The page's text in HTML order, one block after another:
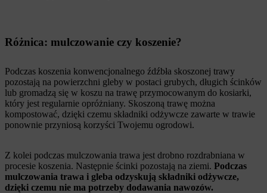
Różnica: mulczowanie czy koszenie?
Podczas koszenia konwencjonalnego źdźbła skoszonej trawy
pozostają na powierzchni gleby w postaci grubych, długich ścinków
lub gromadzą się w koszu na trawę przymocowanym do kosiarki,
który jest regularnie opróżniany. Skoszoną trawę można
kompostować, dzięki czemu składniki odżywcze zawarte w trawie
ponownie przyniosą korzyści Twojemu ogrodowi.
Z kolei podczas mulczowania trawa jest drobno rozdrabniana w
procesie koszenia. Następnie ścinki pozostają na ziemi. Podczas
mulczowania trawa i gleba odzyskują składniki odżywcze,
dzięki czemu nie ma potrzeby dodawania nawozów.